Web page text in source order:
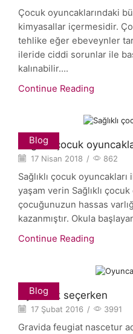
Çocuk oyuncaklarındaki
kimyasallar içermesidir.
tehlike eğer ebeveynler
ileride ciddi sorunlar ile
kalınabilir....
Continue Reading
Blog
Sağlıklı çocuk
17 Nisan 2018 / 862
Sağlıklı çocuk
yaşam verin Sağlıklı
çocuğunuzun hassas
kazanmıştır. Okula
Continue Reading
Blog
Oyuncak seçerken
17 Şubat 2016 / 3991
Gravida feugiat nascetur